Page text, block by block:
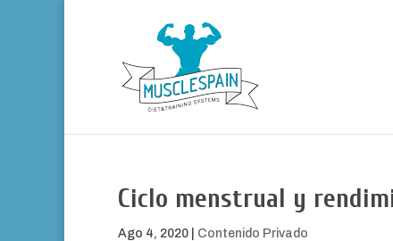
Ciclo menstrual y
Ago 4, 2020 Contenido Privado